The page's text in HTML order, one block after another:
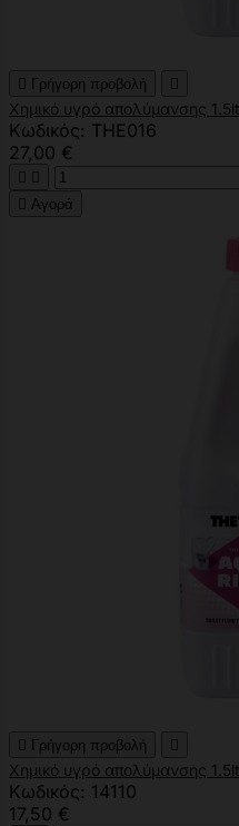
 Γρήγορη προβολή 
Χημικό υγρό απολύμανσης 1.5lt
Κωδικός: THE016
27,00 €
 
 Αγορά
 Γρήγορη προβολή 
Χημικό υγρό απολύμανσης 1.5lt
Κωδικός: 14110
17,50 €